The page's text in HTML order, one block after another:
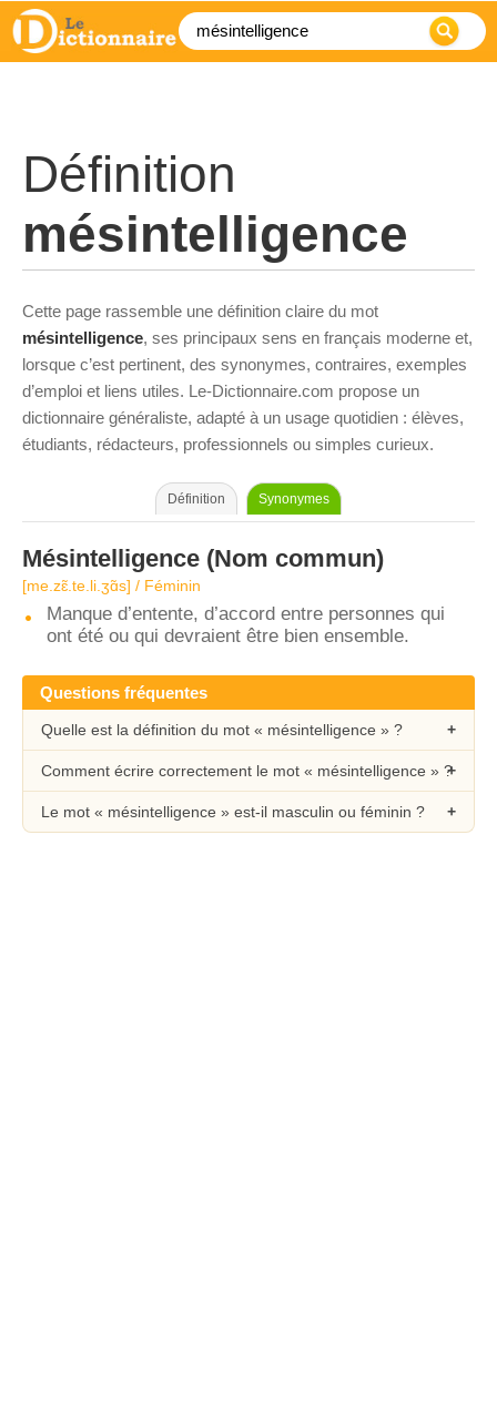
Définition
mésintelligence
Cette page rassemble une définition claire du mot
mésintelligence, ses principaux sens en français moderne et,
lorsque c’est pertinent, des synonymes, contraires, exemples
d’emploi et liens utiles. Le-Dictionnaire.com propose un
dictionnaire généraliste, adapté à un usage quotidien : élèves,
étudiants, rédacteurs, professionnels ou simples curieux.
Définition Synonymes
Mésintelligence (Nom commun)
[me.zɛ̃.te.li.ʒɑ̃s] / Féminin
Manque d’entente, d’accord entre personnes qui
ont été ou qui devraient être bien ensemble.
Questions fréquentes
Quelle est la définition du mot « mésintelligence » ?
Comment écrire correctement le mot « mésintelligence » ?
Le mot « mésintelligence » est-il masculin ou féminin ?